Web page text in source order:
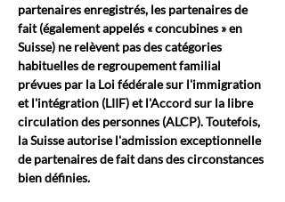
partenaires enregistrés, les partenaires de
fait (également appelés « concubines » en
Suisse) ne relèvent pas des catégories
habituelles de regroupement familial
prévues par la Loi fédérale sur l'immigration
et l'intégration (LIIF) et l'Accord sur la libre
circulation des personnes (ALCP). Toutefois,
la Suisse autorise l'admission exceptionnelle
de partenaires de fait dans des circonstances
bien définies.